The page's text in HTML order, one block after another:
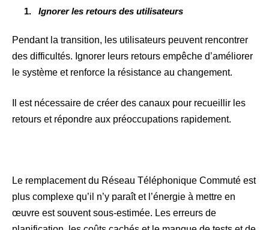
Ignorer les retours des utilisateurs
Pendant la transition, les utilisateurs peuvent rencontrer
des difficultés. Ignorer leurs retours empêche d’améliorer
le système et renforce la résistance au changement.
Il est nécessaire de créer des canaux pour recueillir les
retours et répondre aux préoccupations rapidement.
Le remplacement du Réseau Téléphonique Commuté est
plus complexe qu’il n’y paraît et l’énergie à mettre en
œuvre est souvent sous-estimée. Les erreurs de